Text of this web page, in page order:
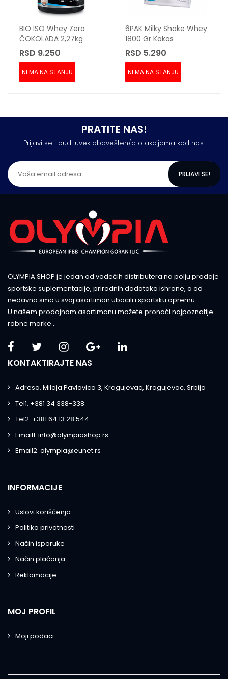
6PAK Milky Shake Whey
1800 Gr Kokos
RSD 5.290
NEMA NA STANJU
BASIC Vegan Protein
908gr Vegan Butter
RSD 2.750
NEMA NA STANJU
PRATITE NAS!
Prijavi se i budi uvek obavešten/a o akcijama kod nas.
PRIJAVI SE!
OLYMPIA SHOP je jedan od vodećih distributera na polju prodaje
sportske suplementacije, prirodnih dodataka ishrane, a od
nedavno smo u svoj asortiman ubacili i sportsku opremu.
U našem prodajnom asortimanu možete pronaći najpoznatije
robne marke...
KONTAKTIRAJTE NAS
Adresa. Miloja Pavlovica 3, Kragujevac, Kragujevac, Srbija
Tel1. +381 34 338-338
Tel2. +381 64 13 28 544
Email1. info@olympiashop.rs
Email2. olympia@eunet.rs
INFORMACIJE
Uslovi korišćenja
Politika privatnosti
Način isporuke
Način plaćanja
Reklamacije
MOJ PROFIL
Moji podaci